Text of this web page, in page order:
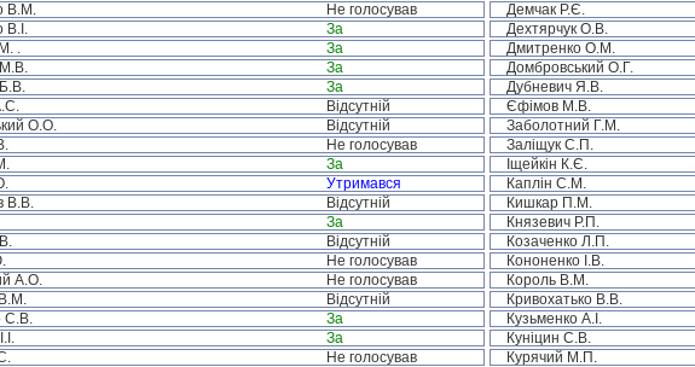
В.М.
Не голосував Демчак Р.Є.
В.І.
За Дехтярчук О.В.
.
За Дмитренко О.М.
За Домбровський О.Г.
За Дубневич Я.В.
Відсутній Єфімов М.В.
О.О.
Відсутній Заболотний Г.М.
Не голосував Заліщук С.П.
За Іщейкін К.Є.
Утримався Каплін С.М.
В.В.
Відсутній Кишкар П.М.
За Князевич Р.П.
Відсутній Козаченко Л.П.
Не голосував Кононенко І.В.
А.О.
Не голосував Король В.М.
Відсутній Кривохатько В.В.
С.В.
За Кузьменко А.І.
За Куніцин С.В.
Не голосував Курячий М.П.